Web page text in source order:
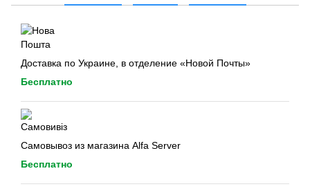
Доставка по Украине, в отделение «Новой Почты»
Бесплатно
Самовывоз из магазина Alfa Server
Бесплатно